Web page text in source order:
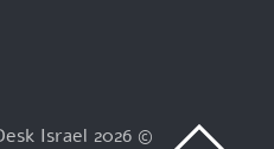
© 2026 CFO Desk Israel